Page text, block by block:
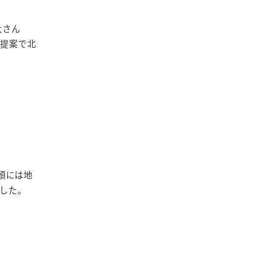
ん
案で北
には地
た。